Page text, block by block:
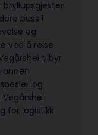
buss i
og
ved å reise
tilbyr
annen
og
for logistikk